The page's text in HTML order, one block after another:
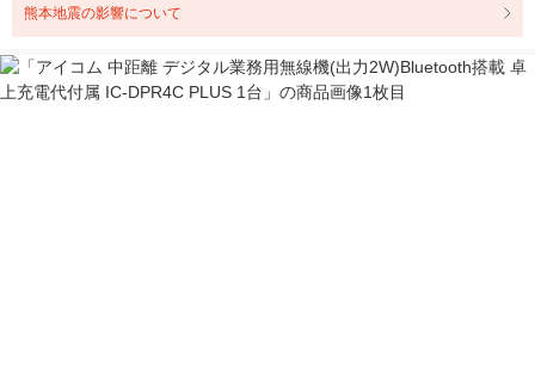
熊本地震の影響について